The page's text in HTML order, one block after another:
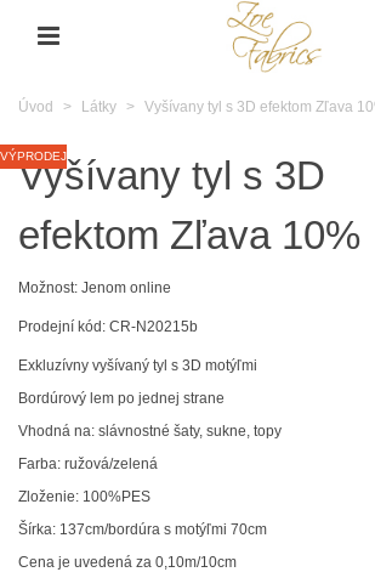
Úvod > Látky > Vyšívany tyl s 3D efektom Zľava
VÝPRODEJ
Vyšívany tyl s 3D
efektom Zľava 10%
Možnost: Jenom online
Prodejní kód: CR-N20215b
Exkluzívny vyšívaný tyl s 3D motýľmi
Bordúrový lem po jednej strane
Vhodná na: slávnostné šaty, sukne, topy
Farba: ružová/zelená
Zloženie: 100%PES
Šírka: 137cm/bordúra s motýľmi 70cm
Cena je uvedená za 0,10m/10cm